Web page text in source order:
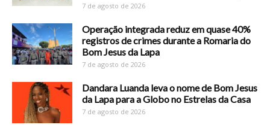
7 de agosto de 2026
Operação integrada reduz em quase 40%
registros de crimes durante a Romaria do
Bom Jesus da Lapa
7 de agosto de 2026
Dandara Luanda leva o nome de Bom Jesus
da Lapa para a Globo no Estrelas da Casa
7 de agosto de 2026